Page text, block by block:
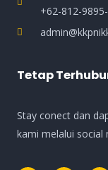
+62-812-
Tetap
Stay conect dan
kami melalui social